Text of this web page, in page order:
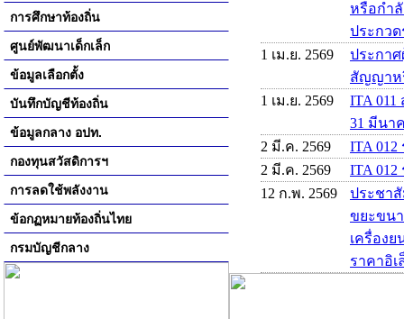
การศึกษาท้องถิ่น
ศูนย์พัฒนาเด็กเล็ก
ข้อมูลเลือกตั้ง
บันทึกบัญชีท้องถิ่น
ข้อมูลกลาง อปท.
กองทุนสวัสดิการฯ
การลดใช้พลังงาน
ข้อกฏหมายท้องถิ่นไทย
กรมบัญชีกลาง
หรือกำ
ประกวด
1 เม.ย. 2569
ประกา
สัญญาห
1 เม.ย. 2569
ITA
31 มีนา
2 มี.ค. 2569
ITA
2 มี.ค. 2569
ITA
12 ก.พ. 2569
ประชา
ขยะขน
เครื่อง
ราคาอิเ